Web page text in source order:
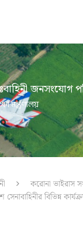
জনসংযোগ
মন্ত্রণালয়
করোনা ভাইরাস
বিভিন্ন